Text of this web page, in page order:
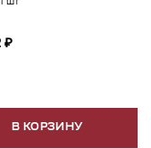
шт
₽
В КОРЗИНУ